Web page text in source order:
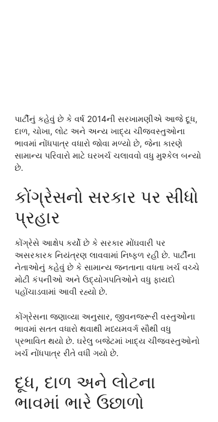
પાર્ટીનું કહેવું છે કે વર્ષ 2014ની સરખામણીએ આજે દૂધ,
દાળ, ચોખા, લોટ અને અન્ય ખાદ્ય ચીજવસ્તુઓના
ભાવમાં નોંધપાત્ર વધારો જોવા મળ્યો છે, જેના કારણે
સામાન્ય પરિવારો માટે ઘરખર્ચ ચલાવવો વધુ મુશ્કેલ બન્યો
છે.
કોંગ્રેસનો સરકાર પર સીધો
પ્રહાર
કોંગ્રેસે આક્ષેપ કર્યો છે કે સરકાર મોંઘવારી પર
અસરકારક નિયંત્રણ લાવવામાં નિષ્ફળ રહી છે. પાર્ટીના
નેતાઓનું કહેવું છે કે સામાન્ય જનતાના વધતા ખર્ચ વચ્ચે
મોટી કંપનીઓ અને ઉદ્યોગપતિઓને વધુ ફાયદો
પહોંચાડવામાં આવી રહ્યો છે.
કોંગ્રેસના જણાવ્યા અનુસાર, જીવનજરૂરી વસ્તુઓના
ભાવમાં સતત વધારો થવાથી મધ્યમવર્ગ સૌથી વધુ
પ્રભાવિત થયો છે. ઘરેલુ બજેટમાં ખાદ્ય ચીજવસ્તુઓનો
ખર્ચ નોંધપાત્ર રીતે વધી ગયો છે.
દૂધ, દાળ અને લોટના
ભાવમાં ભારે ઉછાળો